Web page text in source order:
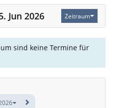
Jun 2026 Zeitraum
sind keine Termine für